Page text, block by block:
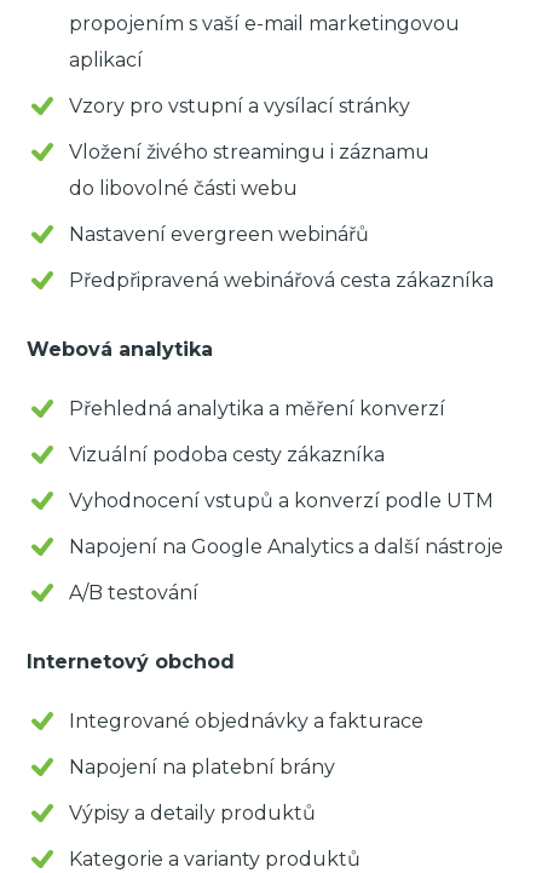
propojením s vaší e-mail marketingovou
aplikací
Vzory pro vstupní a vysílací stránky
Vložení živého streamingu i záznamu
do libovolné části webu
Nastavení evergreen webinářů
Předpřipravená webinářová cesta zákazníka
Webová analytika
Přehledná analytika a měření konverzí
Vizuální podoba cesty zákazníka
Vyhodnocení vstupů a konverzí podle UTM
Napojení na Google Analytics a další nástroje
A/B testování
Internetový obchod
Integrované objednávky a fakturace
Napojení na platební brány
Výpisy a detaily produktů
Kategorie a varianty produktů